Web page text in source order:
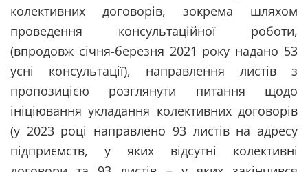
колективних договорів, зокрема шляхом
проведення консультаційної роботи,
(впродовж січня-березня 2021 року надано 53
усні консультації), направлення листів з
пропозицією розглянути питання щодо
ініціювання укладання колективних договорів
(у 2023 році направлено 93 листів на адресу
підприємств, у яких відсутні колективні